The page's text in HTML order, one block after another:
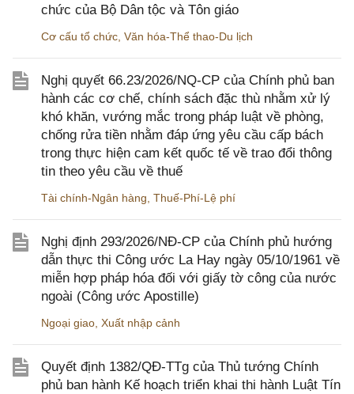
chức của Bộ Dân tộc và Tôn giáo
Cơ cấu tổ chức Văn hóa-Thể thao-Du lịch
Nghị quyết 66.23/2026/NQ-CP của Chính phủ ban
hành các cơ chế, chính sách đặc thù nhằm xử lý
khó khăn, vướng mắc trong pháp luật về phòng,
chống rửa tiền nhằm đáp ứng yêu cầu cấp bách
trong thực hiện cam kết quốc tế về trao đổi thông
tin theo yêu cầu về thuế
Tài chính-Ngân hàng Thuế-Phí-Lệ phí
Nghị định 293/2026/NĐ-CP của Chính phủ hướng
dẫn thực thi Công ước La Hay ngày 05/10/1961 về
miễn hợp pháp hóa đối với giấy tờ công của nước
ngoài (Công ước Apostille)
Ngoại giao Xuất nhập cảnh
Quyết định 1382/QĐ-TTg của Thủ tướng Chính
phủ ban hành Kế hoạch triển khai thi hành Luật Tín